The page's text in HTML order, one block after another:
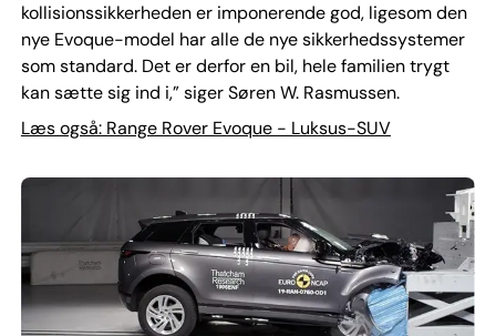
kollisionssikkerheden er imponerende god, ligesom den
nye Evoque-model har alle de nye sikkerhedssystemer
som standard. Det er derfor en bil, hele familien trygt
kan sætte sig ind i,” siger Søren W. Rasmussen.
Læs også: Range Rover Evoque - Luksus-SUV